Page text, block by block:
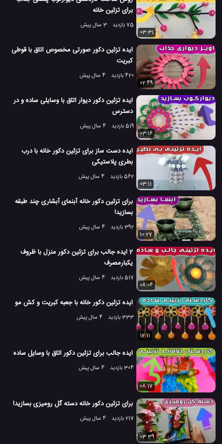
برای تزئین خانه
75 بازدید
3 سال پیش
03:31
ایده تزئین دکور صورتی مخصوص اتاق با قوطی
کبریت
420 بازدید
4 سال پیش
02:49
ایده تزئین دکور دیوار اتاق با وسایلی ساده و در
دسترس
519 بازدید
4 سال پیش
03:16
ایده دست ساز برای تزئین دکور خانه با درب
بطری پلاستیکی
562 بازدید
4 سال پیش
03:11
برای تزئین دکور خانه آبنمای آبشاری چند طبقه
بسازید!
392 بازدید
4 سال پیش
10:27
2 ایده جالب برای تزئین دکور منزل با ظروف
یکبارمصرف
517 بازدید
4 سال پیش
08:04
ایده تزئین دکور خانه با جعبه کبریت و کش مو
333 بازدید 4 سال پیش
12:11
ایده جالب برای تزئین دکور اتاق با وسایل ساده
304 بازدید 4 سال پیش
08:17
برای تزئین دکور خانه دسته گل رومیزی بسازید!
217 بازدید 4 سال پیش
03:39